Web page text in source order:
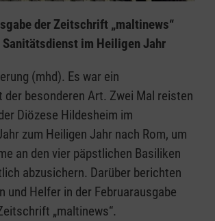
der Zeitschrift „maltinews“
im Heiligen Jahr
(mhd). Es war ein
der besonderen Art. Zwei Mal reisten
Diözese Hildesheim im
zum Heiligen Jahr nach Rom, um
an den vier päpstlichen Basiliken
abzusichern. Darüber berichten
und Helfer in der Februarausgabe
„maltinews“.